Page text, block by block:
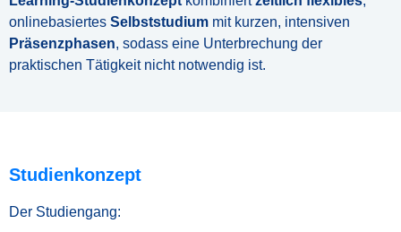
onlinebasiertes Selbststudium mit kurzen, intensiven
Präsenzphasen, sodass eine Unterbrechung der
praktischen Tätigkeit nicht notwendig ist.
Studienkonzept
Der Studiengang: